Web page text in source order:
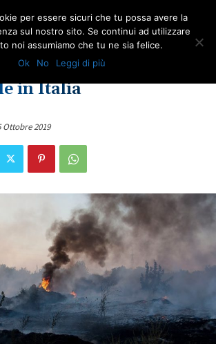
la criminalità
in Italia
Ottobre 2019
per essere sicuri che tu possa avere la
sul nostro sito. Se continui ad utilizzare
noi assumiamo che tu ne sia felice.
Ok
No Leggi di più